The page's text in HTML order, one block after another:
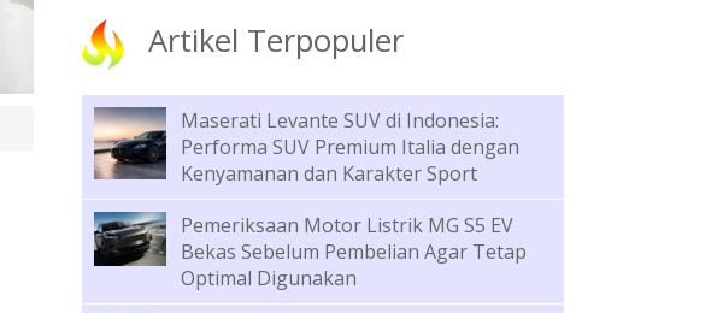
Artikel Terpopuler
Maserati Levante SUV di Indonesia:
Performa SUV Premium Italia dengan
Kenyamanan dan Karakter Sport
Pemeriksaan Motor Listrik MG S5 EV
Bekas Sebelum Pembelian Agar Tetap
Optimal Digunakan